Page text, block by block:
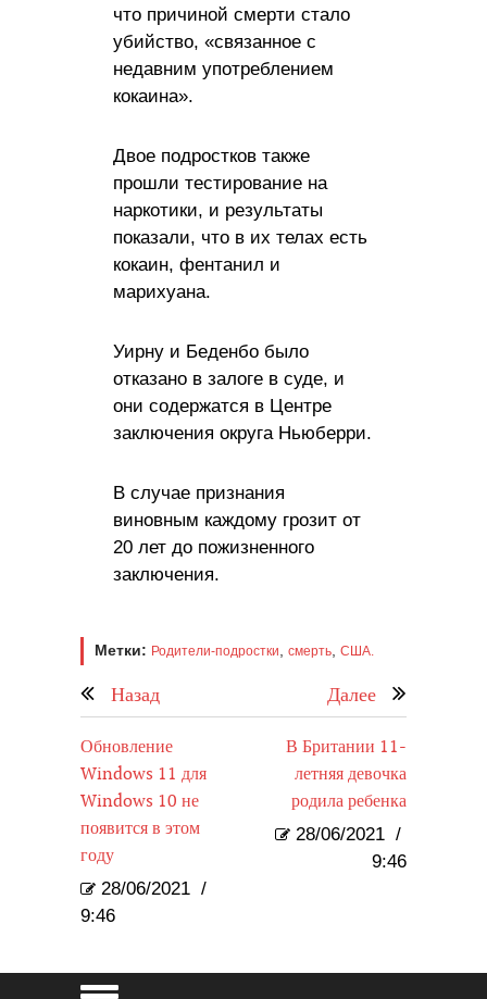
что причиной смерти стало
убийство, «связанное с
недавним употреблением
кокаина».
Двое подростков также
прошли тестирование на
наркотики, и результаты
показали, что в их телах есть
кокаин, фентанил и
марихуана.
Уирну и Беденбо было
отказано в залоге в суде, и
они содержатся в Центре
заключения округа Ньюберри.
В случае признания
виновным каждому грозит от
20 лет до пожизненного
заключения.
Метки: Родители-подростки, смерть, США.
Назад Далее
Обновление
Windows 11 для
Windows 10 не
появится в этом
году
28/06/2021 /
9:46
В Британии 11-
летняя девочка
родила ребенка
28/06/2021 /
9:46